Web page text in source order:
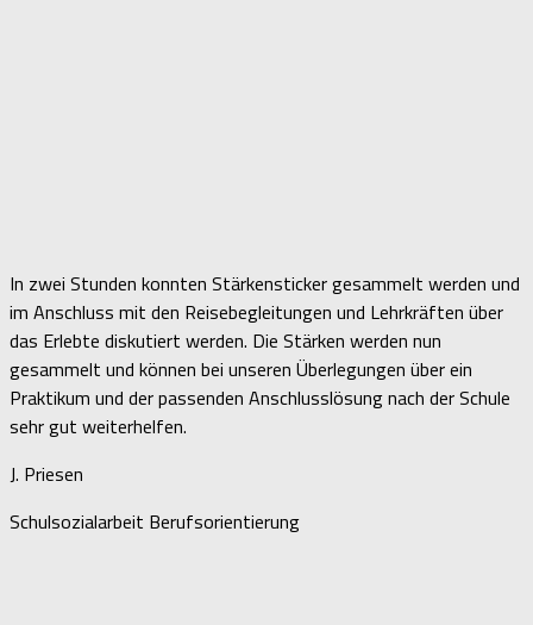
In zwei Stunden konnten Stärkensticker gesammelt werden und
im Anschluss mit den Reisebegleitungen und Lehrkräften über
das Erlebte diskutiert werden. Die Stärken werden nun
gesammelt und können bei unseren Überlegungen über ein
Praktikum und der passenden Anschlusslösung nach der Schule
sehr gut weiterhelfen.
J. Priesen
Schulsozialarbeit Berufsorientierung